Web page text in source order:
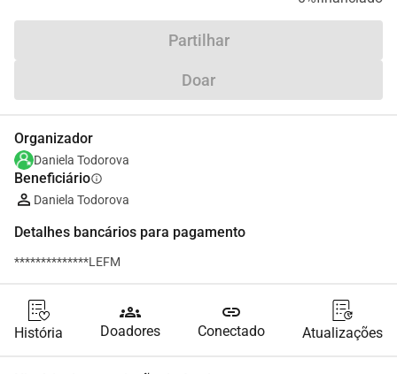
Partilhar
Doar
Organizador
Daniela Todorova
Beneficiárioinfo
Daniela Todorova
Detalhes bancários para pagamento
**************LEFM
História
groups
Doadores
link
Conectado Atualizações